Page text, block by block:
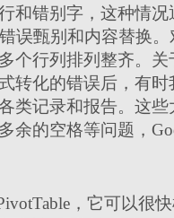
和错别字，这种情
误甄别和内容替换
个行列排列整齐。
转化的错误后，有
类记录和报告。这
余的空格等问题，
，它可以很